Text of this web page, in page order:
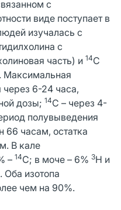
с
виде поступает в
изучалась с
с
часть) и 14C
Максимальная
через 6-24 часа,
дозы; 14С – через 4-
полувыведения
66 часам, остатка
В кале
– 14С; в моче – 6% 3Н и
Оба изотопа
чем на 90%.